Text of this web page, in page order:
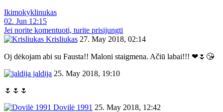
Ikimokyklinukas
02. Jun 12:15
Jei norite komentuoti, turite prisijungti
Krisliukas 27. May 2018, 02:14
Oj dėkojam abi su Fausta!! Maloni staigmena. Ačiū labai!!! ❤🌷😘
jaldija 25. May 2018, 19:10
🌷🌷🌷
Dovilė 1991 25. May 2018, 12:42